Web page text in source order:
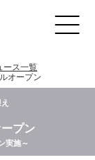
ース一覧
オープン
プン
実施～